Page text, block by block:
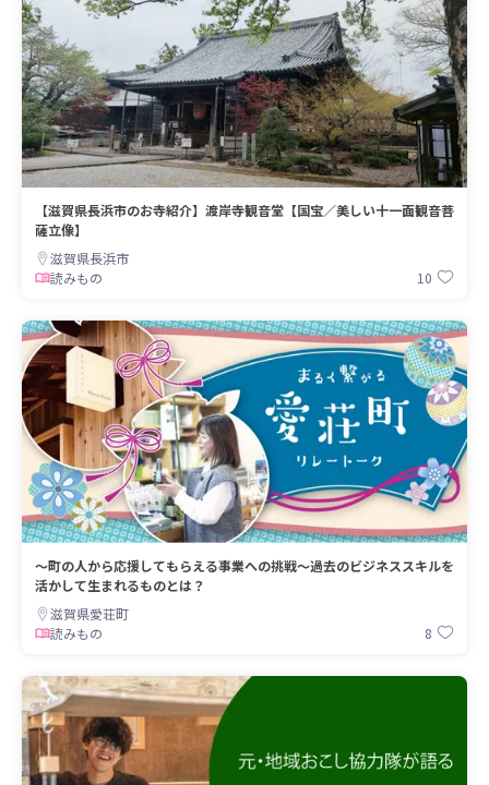
【滋賀県長浜市のお寺紹介】渡岸寺観音堂【国宝／美しい十一面観音菩
薩立像】
滋賀県長浜市
読みもの
10
〜町の人から応援してもらえる事業への挑戦〜過去のビジネススキルを
活かして生まれるものとは？
滋賀県愛荘町
読みもの
8